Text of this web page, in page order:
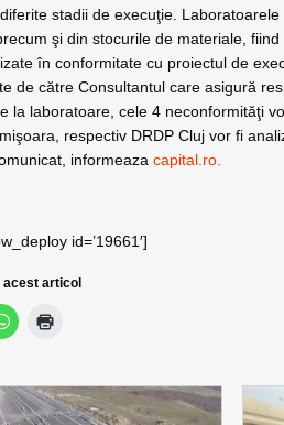
stadii de execuţie.
şi din stocurile de materiale,
în conformitate cu proiectul de
de către Consultantul care asigură
la laboratoare, cele 4 neconformităţi
respectiv DRDP Cluj vor fi
informeazacapital.ro.
id=’19661′]
acest articol